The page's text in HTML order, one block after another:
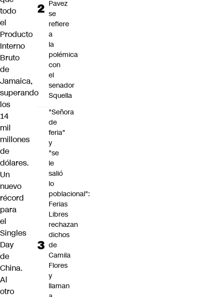
todo
el
Producto
Interno
Bruto
de
Jamaica,
superando
los
14
mil
millones
de
dólares.
Un
nuevo
récord
para
el
Singles
Day
de
China.
Al
otro
Pavez
se
refiere
a
la
polémica
con
el
senador
Squella
"Señora
de
feria"
y
"se
le
salió
lo
poblacional":
Ferias
Libres
rechazan
dichos
de
Camila
Flores
y
llaman